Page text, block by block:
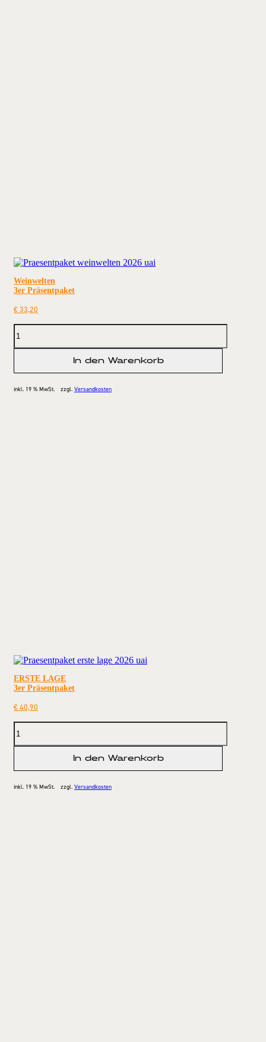
Weinwelten
3er Präsentpaket
€33,20
In den Warenkorb
inkl. 19 % MwSt. zzgl. Versandkosten
ERSTE LAGE
3er Präsentpaket
€40,90
In den Warenkorb
inkl. 19 % MwSt. zzgl. Versandkosten